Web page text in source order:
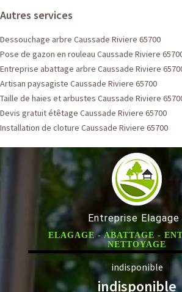
Autres services
Dessouchage arbre Caussade Riviere 65700
Pose de gazon en rouleau Caussade Riviere
Entreprise abattage arbre Caussade Riviere
Artisan paysagiste Caussade Riviere 65700
Taille de haies et arbustes Caussade Riviere
Devis gratuit étêtage Caussade Riviere 65700
Installation de cloture Caussade Riviere 65700
Entreprise Elagage
ELAGAGE - ABATTAGE -
NETTOYAGE
indisponible
indisponible